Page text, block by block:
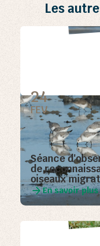
Les
Séance
de
oiseaux
En savoir plus
24
FEV